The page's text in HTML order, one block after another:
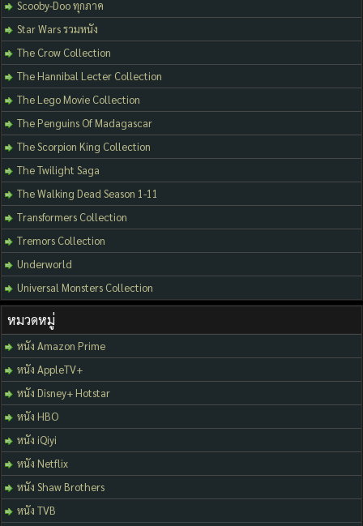
Scooby-Doo ทุกภาค
Star Wars รวมหนัง
The Crow Collection
The Hannibal Lecter Collection
The Lego Movie Collection
The Penguins Of Madagascar
The Scorpion King Collection
The Twilight Saga
The Walking Dead Season 1-11
Transformers Collection
Tremors Collection
Underworld
Universal Monsters Collection
หมวดหมู่
หนัง Amazon Prime
หนัง AppleTV+
หนัง Disney+ Hotstar
หนัง HBO
หนัง iQiyi
หนัง Netflix
หนัง Shaw Brothers
หนัง TVB